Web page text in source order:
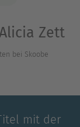
Zett
bei Skoobe
mit der